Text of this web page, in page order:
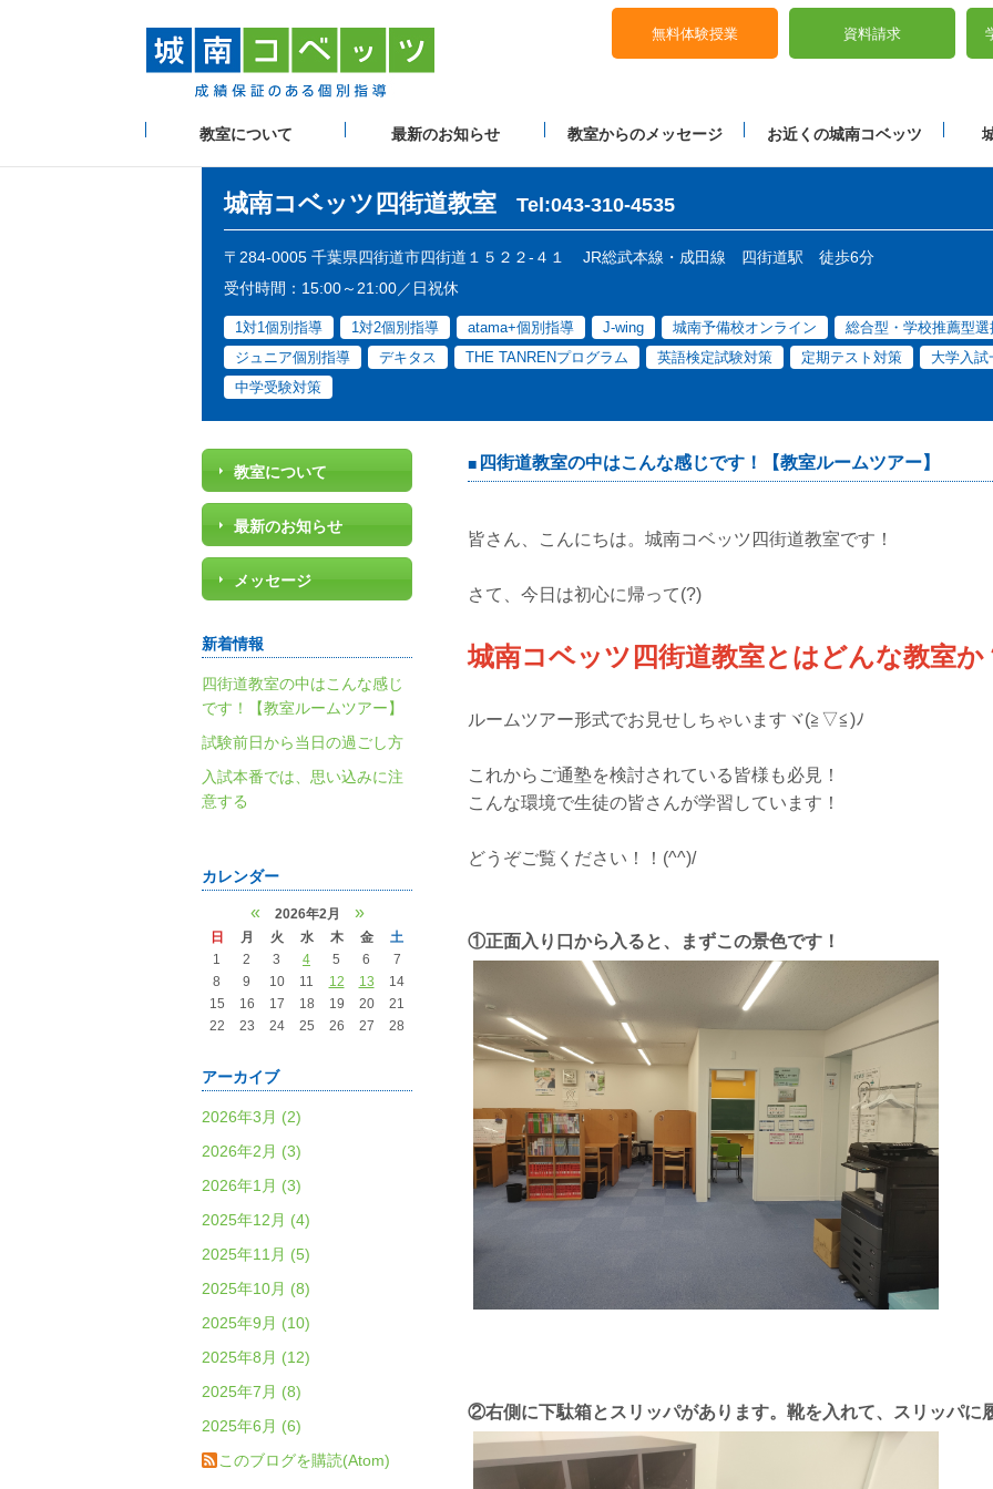
無料体験授業 資料請求
教室について 最新のお知らせ 教室からのメッセージ お近くの城南コベッツ
城南コベッツ 四街道教室 Tel:043-310-4535
〒284-0005 千葉県四街道市四街道１５２２‐４１
JR総武本線・成田線 四街道駅 徒歩6分
受付時間：15:00～21:00／日祝休
1対1個別指導 1対2個別指導 atama+個別指導 J-wing 城南予備校オンライン
総合型・学校推薦型選
ジュニア個別指導
デキタス THE TANRENプログラム 英語検定試験対策 定期テスト対策 大学入試
中学受験対策
四街道教室の中はこんな感じです！【教室ルームツアー】
皆さん、こんにちは。城南コベッツ四街道教室です！
さて、今日は初心に帰って(?)
城南コベッツ四街道教室とはどんな教室か
ルームツアー形式でお見せしちゃいますヾ(≧▽≦)ﾉ
これからご通塾を検討されている皆様も必見！
こんな環境で生徒の皆さんが学習しています！
どうぞご覧ください！！(^^)/
①正面入り口から入ると、まずこの景色です！
②右側に下駄箱とスリッパがあります。靴を入れて、スリッパに
教室について
最新のお知らせ
メッセージ
新着情報
四街道教室の中はこんな感じ
です！【教室ルームツアー】
試験前日から当日の過ごし方
入試本番では、思い込みに注
意する
カレンダー
« 2026年2月 »
日 月 火 水 木 金
土
1
2 3 4 5 6
7
8
9 10 11 12 13
14
15
16 17 18 19 20
21
22
23 24 25 26 27 28
アーカイブ
2026年3月 (2)
2026年2月 (3)
2026年1月 (3)
2025年12月 (4)
2025年11月 (5)
2025年10月 (8)
2025年9月 (10)
2025年8月 (12)
2025年7月 (8)
2025年6月 (6)
このブログを購読(Atom)